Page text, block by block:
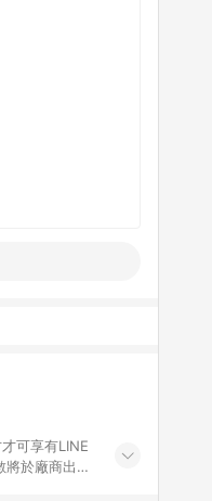
可享有LINE
於廠商出貨